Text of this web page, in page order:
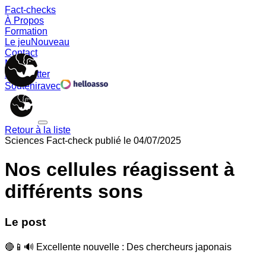
Fact-checks
À Propos
Formation
Le jeuNouveau
Contact
Memes
Newsletter
Souteniravec
Retour à la liste
Sciences Fact-check publié le 04/07/2025
Nos cellules réagissent à
différents sons
Le post
🔴📱🔊 Excellente nouvelle : Des chercheurs japonais